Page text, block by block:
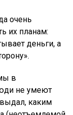
очень
их планам:
деньги, а
в
не умеют
каким